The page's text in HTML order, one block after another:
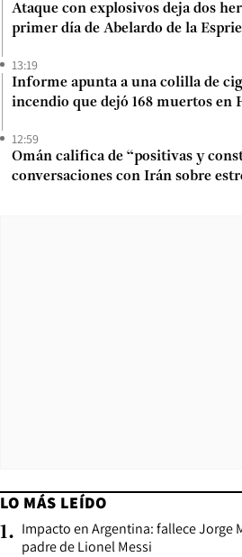
Ataque con explosivos deja dos
primer día de Abelardo de la
13:19
Informe apunta a una colilla de
incendio que dejó 168 muertos en
12:59
Omán califica de “positivas y
conversaciones con Irán sobre
LO MÁS LEÍDO
1. Impacto en Argentina: fallece Jorge
padre de Lionel Messi